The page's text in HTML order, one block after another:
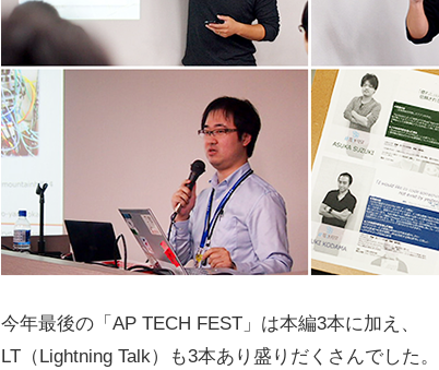
今年最後の「AP TECH FEST」は本編3本に加え、
LT（Lightning Talk）も3本あり盛りだくさんでした。